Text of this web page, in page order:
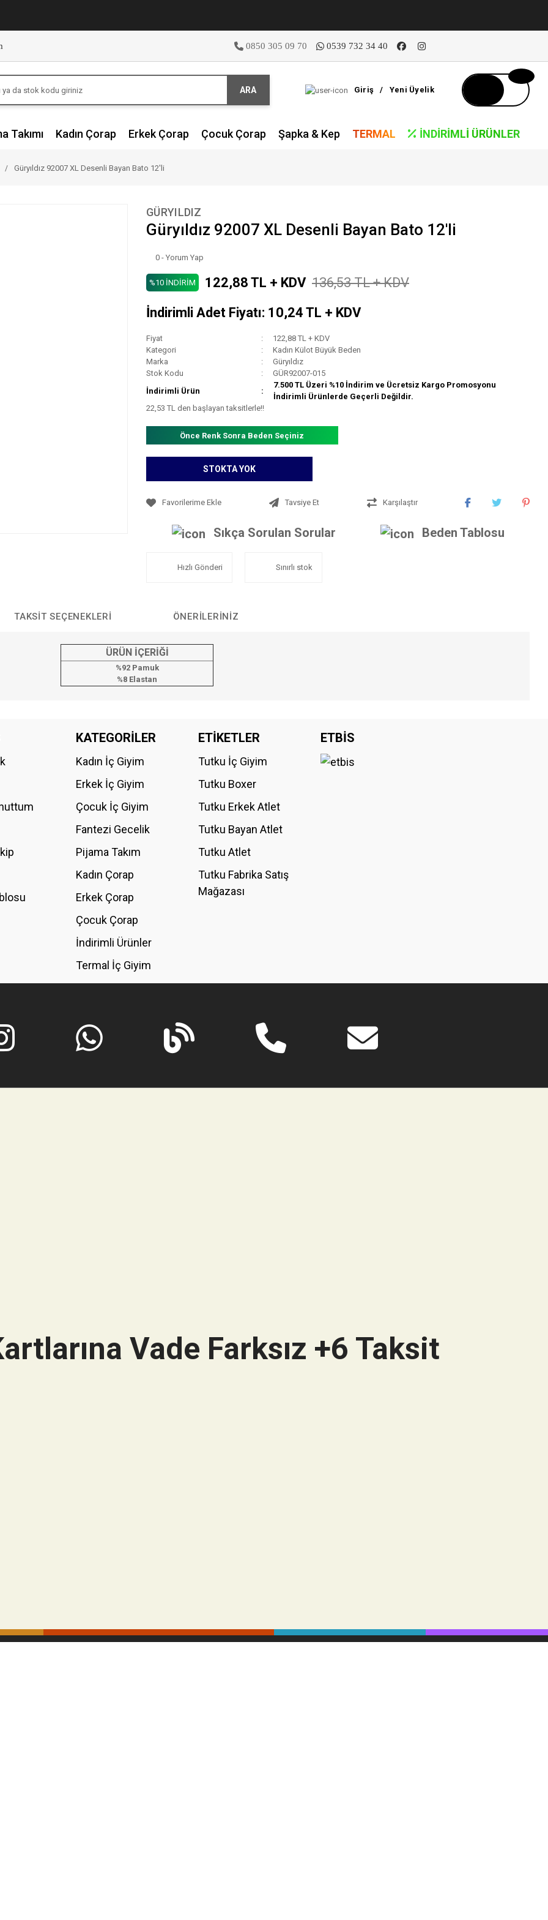
0850 305 09 70 0539 732 34 40
ARA Giriş / Yeni Üyelik
Takımı Kadın Çorap Erkek Çorap Çocuk Çorap Şapka & Kep TERMAL İNDIRIMLI ÜRÜNLER
Güryıldız 92007 XL Desenli Bayan Bato 12'li
GÜRYILDIZ
Güryıldız 92007 XL Desenli Bayan Bato 12'li
0 - Yorum Yap
%10 İNDİRİM 122,88 TL + KDV 136,53 TL + KDV
İndirimli Adet Fiyatı: 10,24 TL + KDV
Fiyat
122,88 TL + KDV
Kategori
Kadın Külot Büyük Beden
Marka
Güryıldız
Stok Kodu
GÜR92007-015
İndirimli Ürün
7.500 TL Üzeri %10 İndirim ve Ücretsiz Kargo Promosyonu
İndirimli Ürünlerde Geçerli Değildir.
22,53 TL den başlayan taksitlerle!!
Önce Renk Sonra Beden Seçiniz
STOKTA YOK
Tavsiye Et Karşılaştır
Sıkça Sorulan Sorular Beden Tablosu
Hızlı Gönderi Sınırlı stok
TAKSIT SEÇENEKLERI ÖNERILERINIZ
ÜRÜN İÇERİĞİ
%92 Pamuk
%8 Elastan
Bu ürüne ilk yorumu siz yapın!
KATEGORİLER
Kadın İç Giyim
Erkek İç Giyim
Çocuk İç Giyim
Fantezi Gecelik
Pijama Takım
Kadın Çorap
Erkek Çorap
Çocuk Çorap
İndirimli Ürünler
Termal İç Giyim
ETİKETLER
Tutku İç Giyim
Tutku Boxer
Tutku Erkek Atlet
Tutku Bayan Atlet
Tutku Atlet
Tutku Fabrika Satış
Mağazası
ETBİS
Vade Farksız +6 Taksit